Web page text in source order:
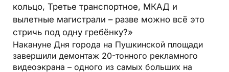
кольцо, Третье транспортное, МКАД и
вылетные магистрали – разве можно всё это
стричь под одну гребёнку?»
Накануне Дня города на Пушкинской площади
завершили демонтаж 20-тонного рекламного
видеоэкрана – одного из самых больших на